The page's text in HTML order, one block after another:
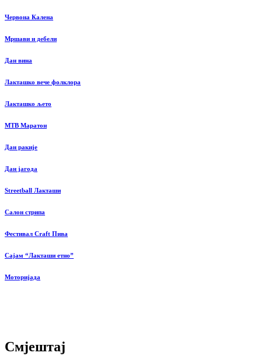
Червона Калена
Мршави и дебели
Дан вина
Лакташко вече фолклора
Лакташко љето
MTB Маратон
Дан ракије
Дан јагода
Streetball Лакташи
Салон стрипа
Фестивал Craft Пива
Сајам “Лакташи етно”
Моторијада
Смјештај